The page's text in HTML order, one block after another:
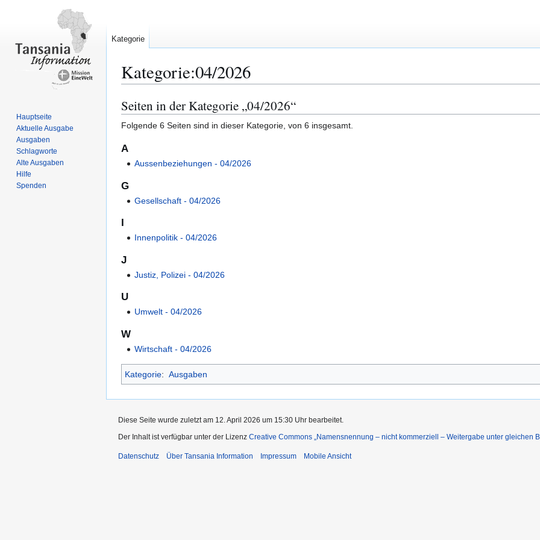
Kategorie:04/2026
Zur
Navigation
springen
Zur
Suche
springen
Seiten in der Kategorie „04/2026“
Folgende 6 Seiten sind in dieser Kategorie, von 6 insgesamt.
A
Aussenbeziehungen ‐ 04/2026
G
Gesellschaft ‐ 04/2026
Innenpolitik ‐ 04/2026
J
Justiz, Polizei ‐ 04/2026
U
Umwelt ‐ 04/2026
W
Wirtschaft ‐ 04/2026
Kategorie: Ausgaben
Kategorie
Hauptseite
Aktuelle Ausgabe
Ausgaben
Schlagworte
Alte Ausgaben
Hilfe
Spenden
Diese Seite wurde zuletzt am 12. April 2026 um 15:30 Uhr bearbeitet.
Der Inhalt ist verfügbar unter der Lizenz Creative Commons „Namensnennung – nicht kommerziell – Weitergabe unter gleichen
Datenschutz Über Tansania Information Impressum Mobile Ansicht